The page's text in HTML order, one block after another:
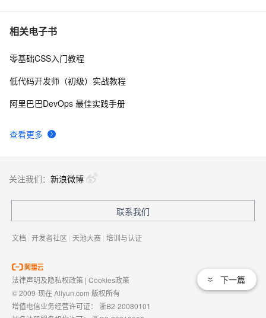
相关电子书
查看更多
零基础CSS入门教程
低代码开发师（初级）实战教程
阿里巴巴DevOps 最佳实践手册
下一篇
关注我们： 新浪微博
联系我们
文档 | 开发者社区 | 天池大赛 | 培训与认证
法律声明及隐私权政策 | Cookies政策
© 2009-现在 Aliyun.com 版权所有
增值电信业务经营许可证： 浙B2-20080101